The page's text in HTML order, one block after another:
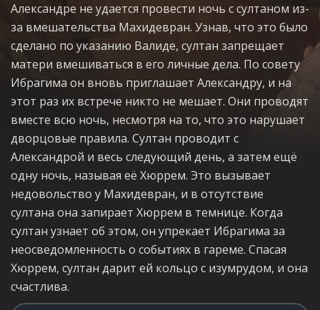
Александре не удается провести ночь с султаном из-
за вмешательства Махидевран. Узнав, что это было
сделано по указанию Валиде, султан запрещает
матери вмешиваться в его личные дела. По совету
Ибрагима он вновь приглашает Александру, и на
этот раз их встрече никто не мешает. Они проводят
вместе всю ночь, несмотря на то, что это нарушает
дворцовые правила. Султан проводит с
Александрой и весь следующий день, а затем ещё
одну ночь, называя её Хюррем. Это вызывает
недовольство у Махидевран, и в отсутствие
султана она запирает Хюррем в темнице. Когда
султан узнает об этом, он упрекает Ибрагима за
неосведомленность о событиях в гареме. Спасая
Хюррем, султан дарит ей кольцо с изумрудом, и она
счастлива.